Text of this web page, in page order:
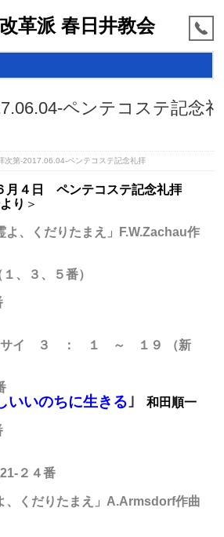
革派 春日井教会
ペンテコステ記念礼
次第-2017.06.04-ペンテコステ記念礼拝
４日 ペンテコステ記念礼拝
り ＞
くだりたまえ」F.W.Zachau作
、３、５番）
サイ ３ ： １ ～ １９
（新
いいのちに生きる ｣
和田順一
２４番
、くだりたまえ」A.Armsdorf作曲